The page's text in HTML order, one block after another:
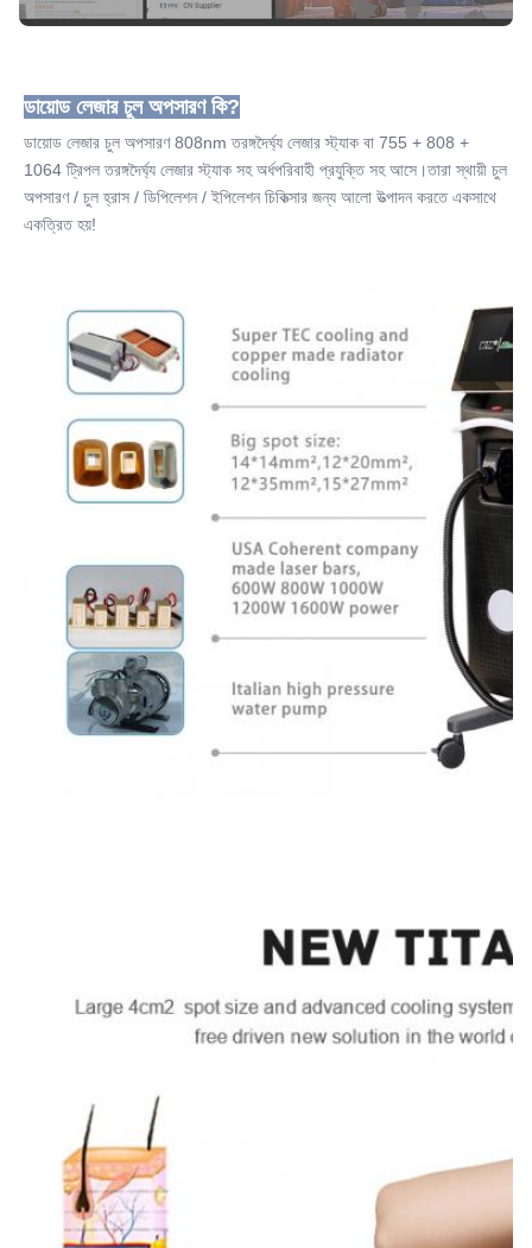
ডায়োড লেজার চুল অপসারণ কি?
ডায়োড লেজার চুল অপসারণ 808nm তরঙ্গদৈর্ঘ্য লেজার স্ট্যাক বা 755 + 808 +
1064 ট্রিপল তরঙ্গদৈর্ঘ্য লেজার স্ট্যাক সহ অর্ধপরিবাহী প্রযুক্তি সহ আসে।তারা স্থায়ী চুল
অপসারণ / চুল হ্রাস / ডিপিলেশন / ইপিলেশন চিকিত্সার জন্য আলো উত্পাদন করতে একসাথে
একত্রিত হয়!